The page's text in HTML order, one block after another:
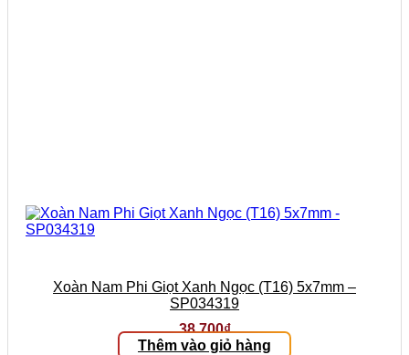
Xoàn Nam Phi Giọt Xanh Ngọc (T16) 5x7mm –
SP034319
38.700₫
Thêm vào giỏ hàng